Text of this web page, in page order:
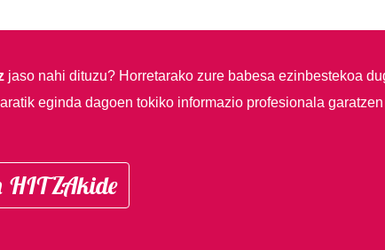
jaso nahi dituzu? Horretarako zure babesa ezinbestekoa
eginda dagoen tokiko informazio profesionala garatzen
HITZAkide